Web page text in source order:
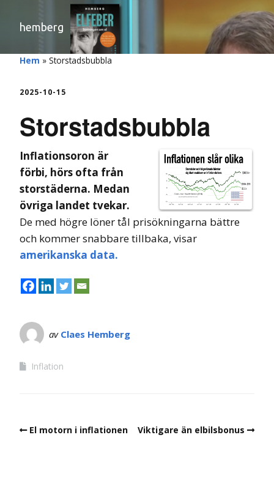
hemberg
Hem » Storstadsbubbla
2025-10-15
Storstadsbubbla
Inflationsoron är
förbi, hörs ofta från
storstäderna. Medan
övriga landet tvekar.
De med högre löner tål prisökningarna bättre
och kommer snabbare tillbaka, visar
amerikanska data.
av Claes Hemberg
Inflation
El motorn i inflationen Viktigare än elbilsbonus